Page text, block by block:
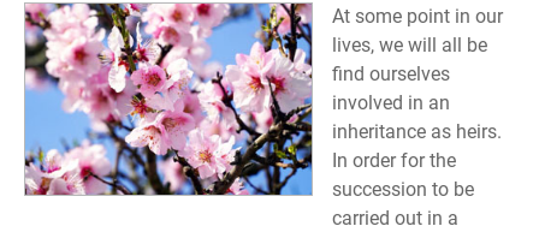
At some point in our
lives, we will all be
find ourselves
involved in an
inheritance as heirs.
In order for the
succession to be
carried out in a